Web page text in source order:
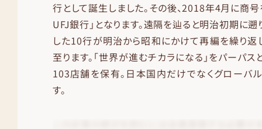
行として誕生しました。その後、2018年4月に商
UFJ銀行」となります。遠隔を辿ると明治初期に
した10行が明治から昭和にかけて再編を繰り返
至ります。「世界が進むチカラになる」をパーパス
103店舗を保有。日本国内だけでなくグローバ
す。